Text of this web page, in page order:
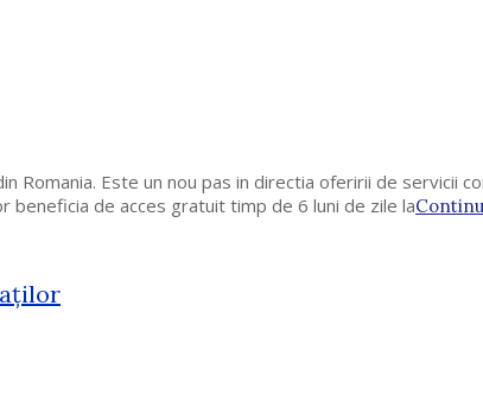
Este un nou pas in directia oferirii de servicii
beneficia de acces gratuit timp de 6 luni de zile la